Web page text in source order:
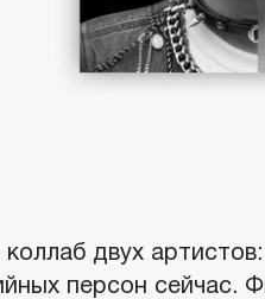
двух
персон сейчас.